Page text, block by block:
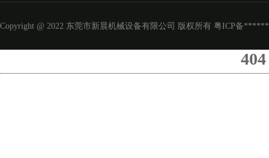
Copyright @ 2022 东莞市新晨机械设备有限公司 版权所有 粤ICP备